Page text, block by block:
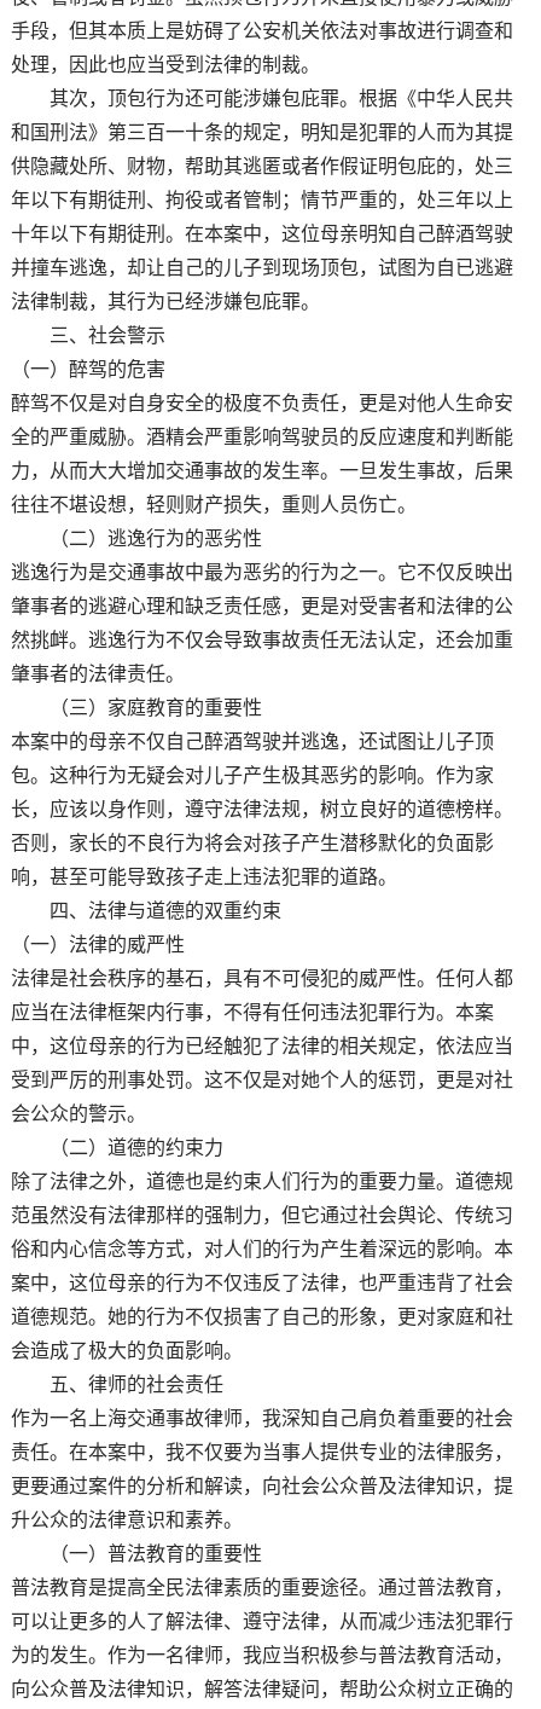
手段，但其本质上是妨碍了公安机关依法对事故进行调查和
处理，因此也应当受到法律的制裁。
其次，顶包行为还可能涉嫌包庇罪。根据《中华人民共
和国刑法》第三百一十条的规定，明知是犯罪的人而为其提
供隐藏处所、财物，帮助其逃匿或者作假证明包庇的，处三
年以下有期徒刑、拘役或者管制；情节严重的，处三年以上
十年以下有期徒刑。在本案中，这位母亲明知自己醉酒驾驶
并撞车逃逸，却让自己的儿子到现场顶包，试图为自已逃避
法律制裁，其行为已经涉嫌包庇罪。
三、社会警示
（一）醉驾的危害
醉驾不仅是对自身安全的极度不负责任，更是对他人生命安
全的严重威胁。酒精会严重影响驾驶员的反应速度和判断能
力，从而大大增加交通事故的发生率。一旦发生事故，后果
往往不堪设想，轻则财产损失，重则人员伤亡。
（二）逃逸行为的恶劣性
逃逸行为是交通事故中最为恶劣的行为之一。它不仅反映出
肇事者的逃避心理和缺乏责任感，更是对受害者和法律的公
然挑衅。逃逸行为不仅会导致事故责任无法认定，还会加重
肇事者的法律责任。
（三）家庭教育的重要性
本案中的母亲不仅自己醉酒驾驶并逃逸，还试图让儿子顶
包。这种行为无疑会对儿子产生极其恶劣的影响。作为家
长，应该以身作则，遵守法律法规，树立良好的道德榜样。
否则，家长的不良行为将会对孩子产生潜移默化的负面影
响，甚至可能导致孩子走上违法犯罪的道路。
四、法律与道德的双重约束
（一）法律的威严性
法律是社会秩序的基石，具有不可侵犯的威严性。任何人都
应当在法律框架内行事，不得有任何违法犯罪行为。本案
中，这位母亲的行为已经触犯了法律的相关规定，依法应当
受到严厉的刑事处罚。这不仅是对她个人的惩罚，更是对社
会公众的警示。
（二）道德的约束力
除了法律之外，道德也是约束人们行为的重要力量。道德规
范虽然没有法律那样的强制力，但它通过社会舆论、传统习
俗和内心信念等方式，对人们的行为产生着深远的影响。本
案中，这位母亲的行为不仅违反了法律，也严重违背了社会
道德规范。她的行为不仅损害了自己的形象，更对家庭和社
会造成了极大的负面影响。
五、律师的社会责任
作为一名上海交通事故律师，我深知自己肩负着重要的社会
责任。在本案中，我不仅要为当事人提供专业的法律服务，
更要通过案件的分析和解读，向社会公众普及法律知识，提
升公众的法律意识和素养。
（一）普法教育的重要性
普法教育是提高全民法律素质的重要途径。通过普法教育，
可以让更多的人了解法律、遵守法律，从而减少违法犯罪行
为的发生。作为一名律师，我应当积极参与普法教育活动，
向公众普及法律知识，解答法律疑问，帮助公众树立正确的